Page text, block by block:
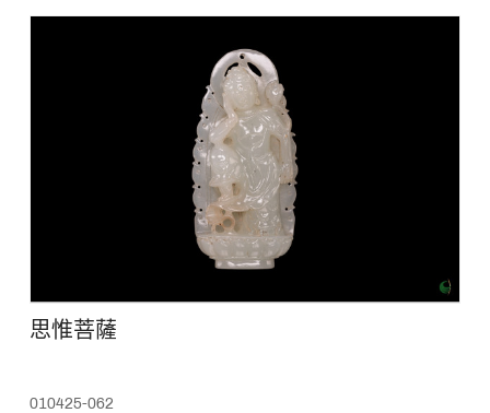
思惟菩薩
010425-062